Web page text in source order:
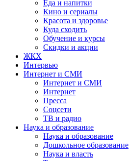
Еда и напитки
Кино и сериалы
Красота и здоровье
Куда сходить
Обучение и курсы
Скидки и акции
ЖКХ
Интервью
Интернет и СМИ
Интернет и СМИ
Интернет
Пресса
Соцсети
ТВ и радио
Наука и образование
Наука и образование
Дошкольное образование
Наука и власть